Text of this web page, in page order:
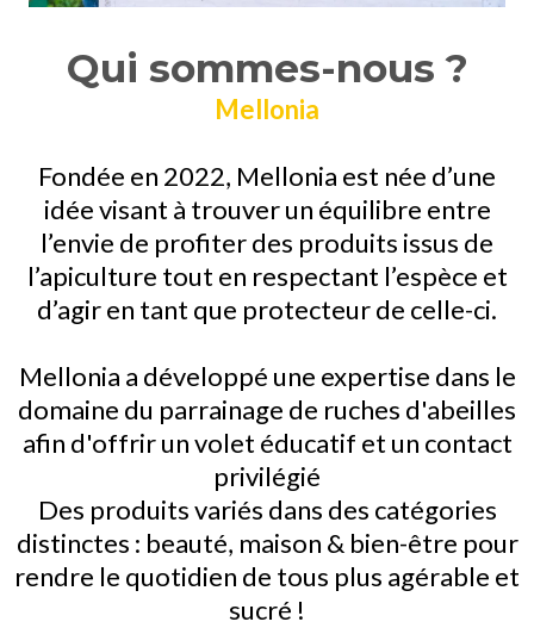
Qui sommes-nous ?
Mellonia
Fondée en 2022, Mellonia est née d’une
idée visant à trouver un équilibre entre
l’envie de profiter des produits issus de
l’apiculture tout en respectant l’espèce et
d’agir en tant que protecteur de celle-ci.
Mellonia a développé une expertise dans le
domaine du parrainage de ruches d'abeilles
afin d'offrir un volet éducatif et un contact
privilégié
Des produits variés dans des catégories
distinctes : beauté, maison & bien-être pour
rendre le quotidien de tous plus agérable et
sucré !